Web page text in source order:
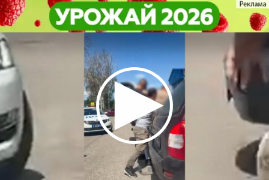
В Пензе задержали бессоновца с
крупной партией наркотиков
Криминал В Пензе задержали бессоновца с
крупной партией наркотиков
Криминал
Другие новости по
теме
Погода и курсы
валют в Пензе